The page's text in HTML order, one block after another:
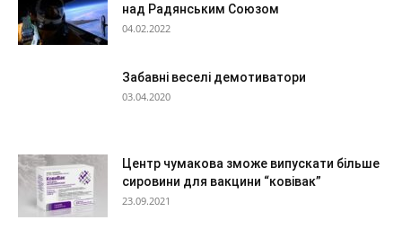
над Радянським Союзом
04.02.2022
Забавні веселі демотиватори
03.04.2020
Центр чумакова зможе випускати більше
сировини для вакцини “ковівак”
23.09.2021